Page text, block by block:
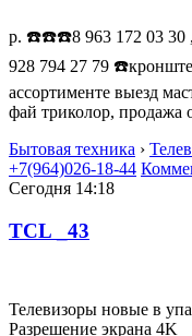
р. ☎️☎️☎️8 963 172 03 30 ,
928 794 27 79
ассортименте выезд
фай триколор, продажа
Бытовая техника ›
+7(964)026-18-44
Сегодня 14:18
TCL _43
Телевизоры новые в
Разрешение экрана 4K